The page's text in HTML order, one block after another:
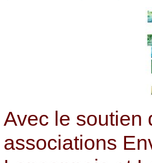
Avec le soutien
associations